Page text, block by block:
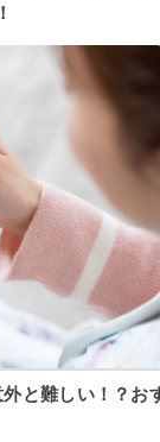
と難しい！？お